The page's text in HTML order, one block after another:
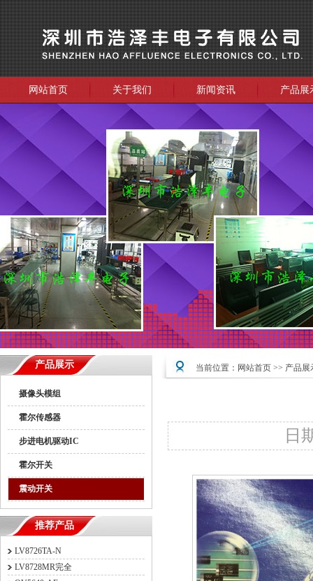
网站首页 关于我们 新闻资讯 产品展
产品展示
摄像头模组
霍尔传感器
步进电机驱动IC
霍尔开关
震动开关
推荐产品
LV8726TA-N
LV8728MR完全
当前位置： 网站首页 >> 产品展
日